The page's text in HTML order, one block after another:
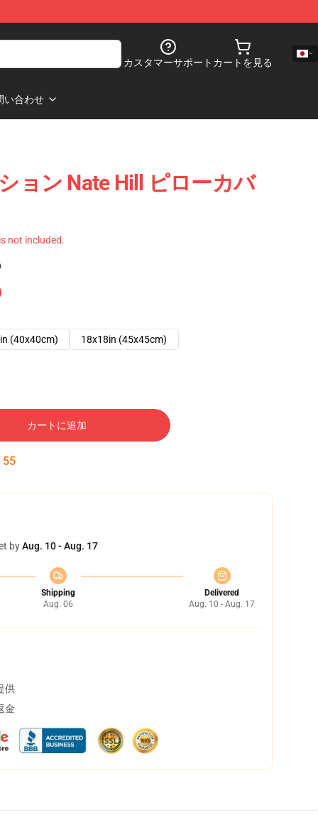
カスタマーサポート カートを見る
い合わせ
ョン Nate Hill ピローカバ
not included.
(40x40cm)
18x18in (45x45cm)
カートに追加
54
byAug. 10 - Aug. 17
Shipping
Aug. 06
Delivered
Aug. 10 - Aug. 17
供
金